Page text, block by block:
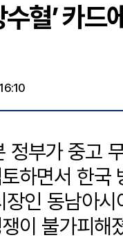
혈’ 카
부가 중고
하면서 한국
인 동남아
이 불가피해